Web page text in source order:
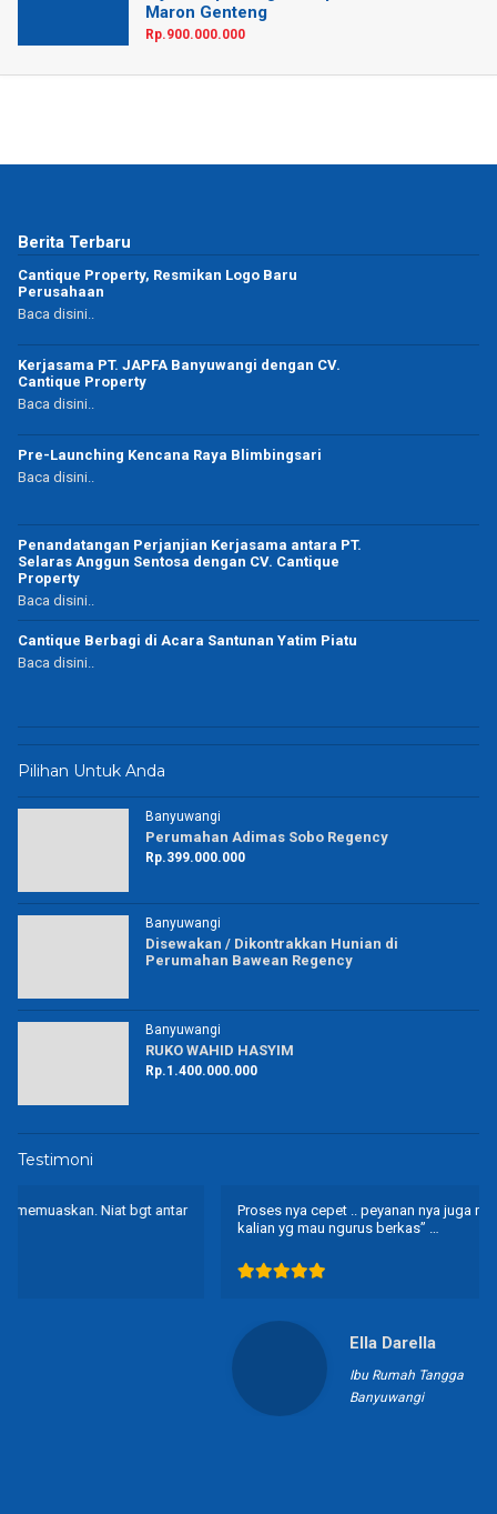
Maron Genteng
Rp.900.000.000
Berita Terbaru
Cantique Property, Resmikan Logo Baru
Perusahaan
Baca disini..
Kerjasama PT. JAPFA Banyuwangi dengan CV.
Cantique Property
Baca disini..
Pre-Launching Kencana Raya Blimbingsari
Baca disini..
Penandatangan Perjanjian Kerjasama antara PT.
Selaras Anggun Sentosa dengan CV. Cantique
Property
Baca disini..
Cantique Berbagi di Acara Santunan Yatim Piatu
Baca disini..
Pilihan Untuk Anda
Banyuwangi
Perumahan Adimas Sobo Regency
Rp.399.000.000
Banyuwangi
Disewakan / Dikontrakkan Hunian di
Perumahan Bawean Regency
Banyuwangi
RUKO WAHID HASYIM
Rp.1.400.000.000
Testimoni
Proses nya cepet .. peyanan nya juga ramah .. rekomended buat
Ibu Rumah Tangga